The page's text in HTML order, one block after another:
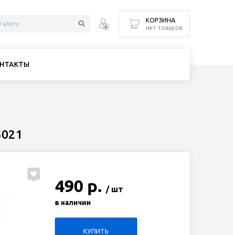
490 р. / шт
в наличии
КУПИТЬ
КОРЗИНА
нет товаров